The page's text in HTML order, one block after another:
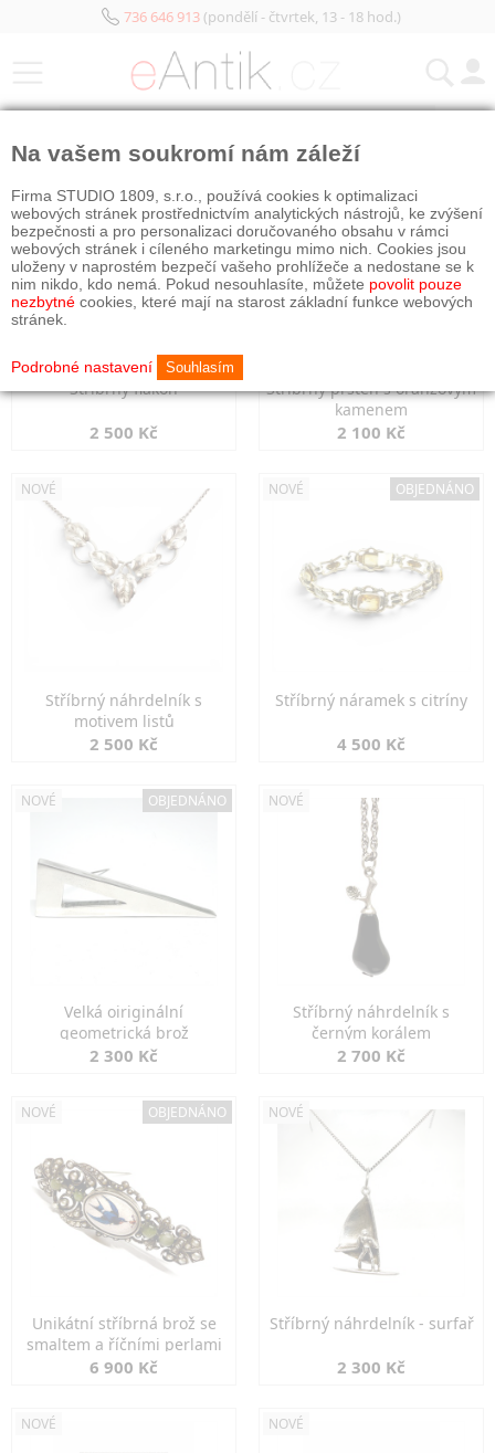
736 646 913(pondělí - čtvrtek, 13 - 18 hod.)
Stříbrný flakon
2 500 Kč
Stříbrný prsten s oranžovým
kamenem
2 100 Kč
NOVÉ
Stříbrný náhrdelník s
motivem listů
2 500 Kč
NOVÉ OBJEDNÁNO
Stříbrný náramek s citríny
4 500 Kč
NOVÉ OBJEDNÁNO
Velká oiriginální
geometrická brož
2 300 Kč
NOVÉ
Stříbrný náhrdelník s
černým korálem
2 700 Kč
NOVÉ OBJEDNÁNO
Unikátní stříbrná brož se
smaltem a říčními perlami
6 900 Kč
NOVÉ
Stříbrný náhrdelník - surfař
2 300 Kč
NOVÉ NOVÉ
Na vašem soukromí nám záleží
Firma STUDIO 1809, s.r.o., používá cookies k optimalizaci
webových stránek prostřednictvím analytických nástrojů, ke zvýšení
bezpečnosti a pro personalizaci doručovaného obsahu v rámci
webových stránek i cíleného marketingu mimo nich. Cookies jsou
uloženy v naprostém bezpečí vašeho prohlížeče a nedostane se k
nim nikdo, kdo nemá. Pokud nesouhlasíte, můžete povolit pouze
nezbytné cookies, které mají na starost základní funkce webových
stránek.
Podrobné nastavení Souhlasím